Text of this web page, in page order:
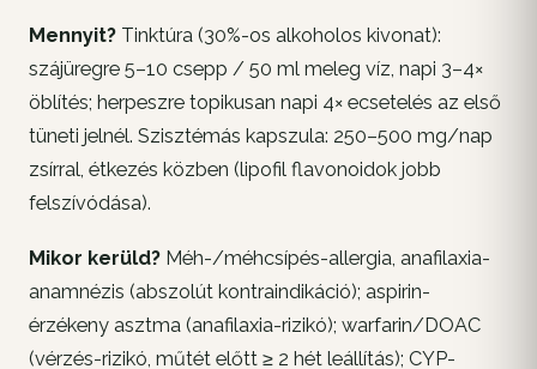
Mennyit? Tinktúra (30%-os alkoholos kivonat):
szájüregre 5–10 csepp / 50 ml meleg víz, napi 3–4×
öblítés; herpeszre topikusan napi 4× ecsetelés az első
tüneti jelnél. Szisztémás kapszula: 250–500 mg/nap
zsírral, étkezés közben (lipofil flavonoidok jobb
felszívódása).
Mikor kerüld? Méh-/méhcsípés-allergia, anafilaxia-
anamnézis (abszolút kontraindikáció); aspirin-
érzékeny asztma (anafilaxia-rizikó); warfarin/DOAC
(vérzés-rizikó, műtét előtt ≥ 2 hét leállítás); CYP-